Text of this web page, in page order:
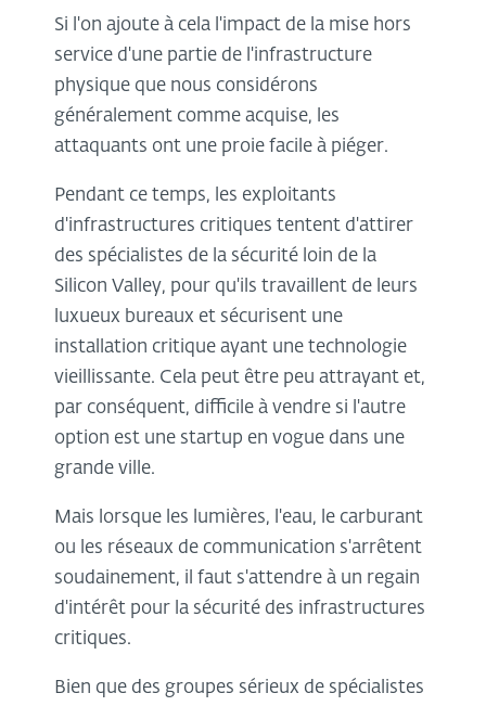
Si l'on ajoute à cela l'impact de la mise hors
service d'une partie de l'infrastructure
physique que nous considérons
généralement comme acquise, les
attaquants ont une proie facile à piéger.
Pendant ce temps, les exploitants
d'infrastructures critiques tentent d'attirer
des spécialistes de la sécurité loin de la
Silicon Valley, pour qu'ils travaillent de leurs
luxueux bureaux et sécurisent une
installation critique ayant une technologie
vieillissante. Cela peut être peu attrayant et,
par conséquent, difficile à vendre si l'autre
option est une startup en vogue dans une
grande ville.
Mais lorsque les lumières, l'eau, le carburant
ou les réseaux de communication s'arrêtent
soudainement, il faut s'attendre à un regain
d'intérêt pour la sécurité des infrastructures
critiques.
Bien que des groupes sérieux de spécialistes